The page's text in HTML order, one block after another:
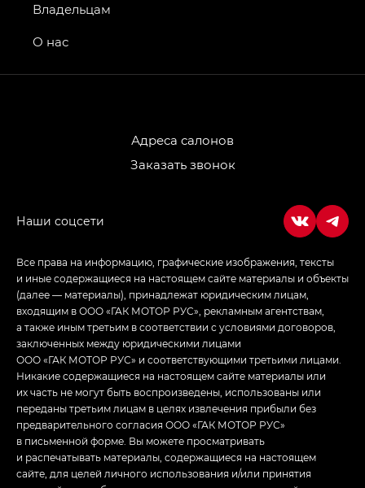
Адреса салонов
Заказать звонок
Владельцам
О нас
Все права на информацию, графические изображения, тексты
и иные содержащиеся на настоящем сайте материалы и объекты
(далее — материалы), принадлежат юридическим лицам,
входящим в ООО «ГАК МОТОР РУС», рекламным агентствам,
а также иным третьим в соответствии с условиями договоров,
заключенных между юридическими лицами
ООО «ГАК МОТОР РУС» и соответствующими третьими лицами.
Никакие содержащиеся на настоящем сайте материалы или
их часть не могут быть воспроизведены, использованы или
переданы третьим лицам в целях извлечения прибыли без
предварительного согласия ООО «ГАК МОТОР РУС»
в письменной форме. Вы можете просматривать
и распечатывать материалы, содержащиеся на настоящем
сайте, для целей личного использования и/или принятия